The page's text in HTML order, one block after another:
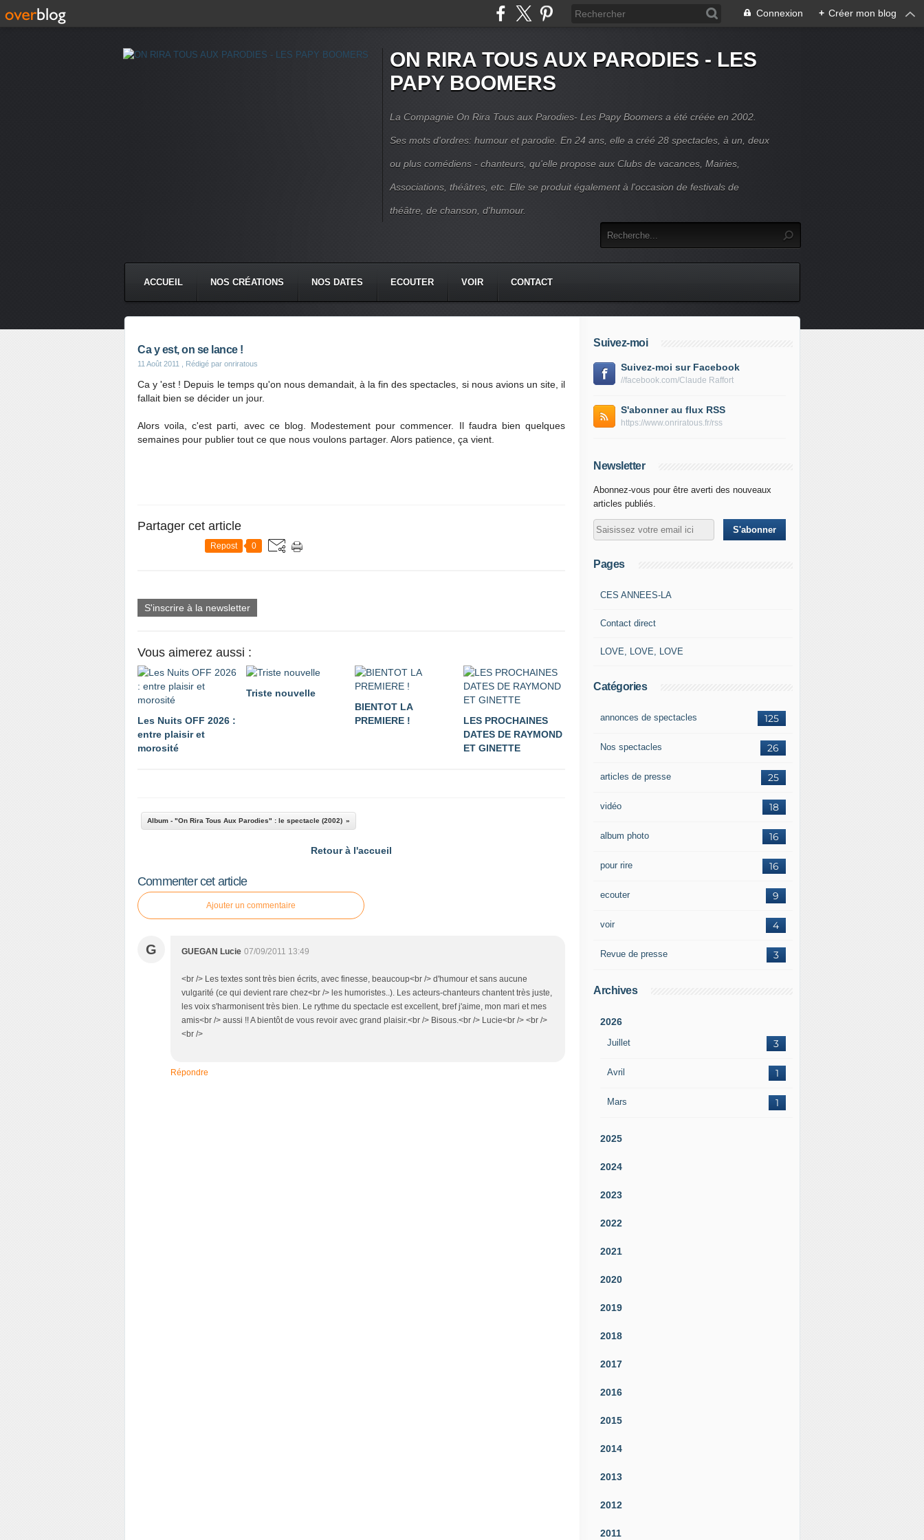
Connexion + Créer mon blog
ON RIRA TOUS AUX PARODIES - LES
PAPY BOOMERS
La Compagnie On Rira Tous aux Parodies- Les Papy Boomers a été créée en 2002.
Ses mots d'ordres: humour et parodie. En 24 ans, elle a créé 28 spectacles, à un, deux
ou plus comédiens - chanteurs, qu'elle propose aux Clubs de vacances, Mairies,
Associations, théâtres, etc. Elle se produit également à l'occasion de festivals de
théâtre, de chanson, d'humour.
ACCUEIL NOS CRÉATIONS NOS DATES ECOUTER VOIR CONTACT
Ca y est, on se lance !
11 Août 2011 , Rédigé par onriratous
Ca y 'est ! Depuis le temps qu'on nous demandait, à la fin des spectacles, si nous avions un site, il
fallait bien se décider un jour.
Alors voila, c'est parti, avec ce blog. Modestement pour commencer. Il faudra bien quelques
semaines pour publier tout ce que nous voulons partager. Alors patience, ça vient.
Partager cet article
Repost 0
S'inscrire à la newsletter
Vous aimerez aussi :
Les Nuits OFF 2026 :
entre plaisir et
morosité
Triste nouvelle
BIENTOT LA
PREMIERE !
LES PROCHAINES
DATES DE RAYMOND
ET GINETTE
Album - "On Rira Tous Aux Parodies" : le spectacle (2002)
Retour à l'accueil
Commenter cet article
Ajouter un commentaire
G GUEGAN Lucie 07/09/2011 13:49
<br /> Les textes sont très bien écrits, avec finesse, beaucoup<br /> d'humour et sans aucune
vulgarité (ce qui devient rare chez<br /> les humoristes..). Les acteurs-chanteurs chantent très juste,
les voix s'harmonisent très bien. Le rythme du spectacle est excellent, bref j'aime, mon mari et mes
amis<br /> aussi !! A bientôt de vous revoir avec grand plaisir.<br /> Bisous.<br /> Lucie<br /> <br />
<br />
Répondre
Suivez-moi
Suivez-moi sur Facebook
//facebook.com/Claude Raffort
S'abonner au flux RSS
https://www.onriratous.fr/rss
Newsletter
Abonnez-vous pour être averti des nouveaux
articles publiés.
Pages
CES ANNEES-LA
Contact direct
LOVE, LOVE, LOVE
Catégories
125
annonces de spectacles
26
Nos spectacles
25
articles de presse
18
vidéo
16
album photo
16
pour rire
9
ecouter
4
voir
3
Revue de presse
Archives
2026
Juillet 3
Avril 1
Mars 1
2025
2024
2023
2022
2021
2020
2019
2018
2017
2016
2015
2014
2013
2012
2011